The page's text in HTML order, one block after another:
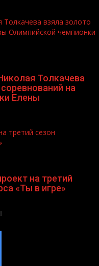
взяла золото
Олимпийской чемпионки
Толкачева
на
Елены
третий сезон
на третий
«Ты в игре»